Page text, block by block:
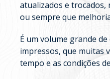
atualizados e
ou sempre que
É um volume grande
impressos, que muitas
tempo e as condições